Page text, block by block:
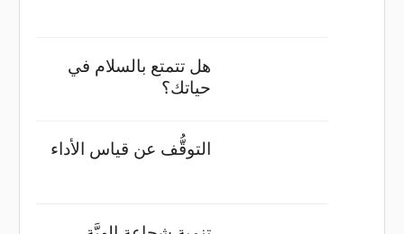
هل تتمتع بالسلام في
حياتك؟
التوقُّف عن قياس الأداء